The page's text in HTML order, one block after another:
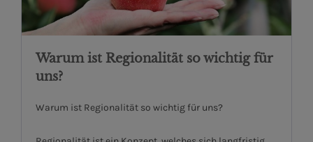
Warum ist Regionalität so wichtig für
uns?
Warum ist Regionalität so wichtig für uns?